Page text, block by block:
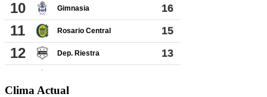
Clima Actual